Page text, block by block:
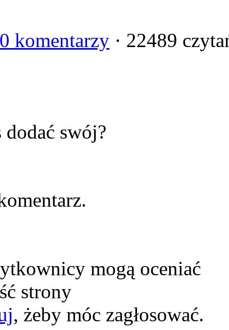
0 komentarzy · 22489
swój?
mogą oceniać
strony
, żeby móc zagłosować.